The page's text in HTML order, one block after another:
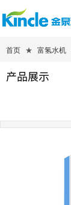
首页 ★ 富氢水机
产品展示